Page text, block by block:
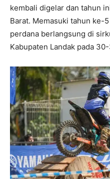
kembali digelar dan tahun
Barat. Memasuki tahun ke-
perdana berlangsung di
Kabupaten Landak pada